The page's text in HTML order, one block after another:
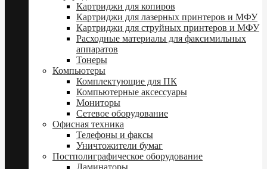
Картриджи для копиров
Картриджи для лазерных принтеров и МФУ
Картриджи для струйных принтеров и МФУ
Расходные материалы для факсимильных
аппаратов
Тонеры
Компьютеры
Комплектующие для ПК
Компьютерные аксессуары
Мониторы
Сетевое оборудование
Офисная техника
Телефоны и факсы
Уничтожители бумаг
Постполиграфическое оборудование
Ламинаторы